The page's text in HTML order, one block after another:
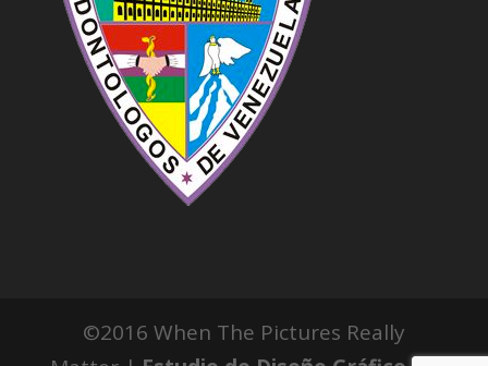
©2016 When The Pictures Really